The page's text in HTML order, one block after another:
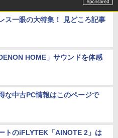
ス一眼の大特集！ 見どころ記事
HOME」サウンドを体感
な中古PC情報はこのページで
トのiFLYTEK「AINOTE 2」は